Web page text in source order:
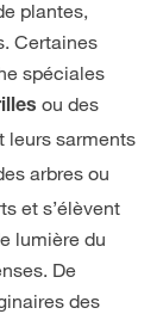
plantes,
Certaines
spéciales
ou des
leurs sarments
arbres ou
et s’élèvent
lumière du
De
des